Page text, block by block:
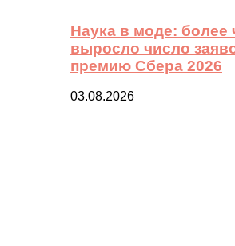
Наука в моде: более
выросло число
премию Сбера 2026
03.08.2026